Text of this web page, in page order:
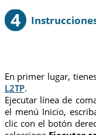
4
En primer lugar,
L2TP.
Ejecutar línea de
el menú Inicio,
clic con el botón